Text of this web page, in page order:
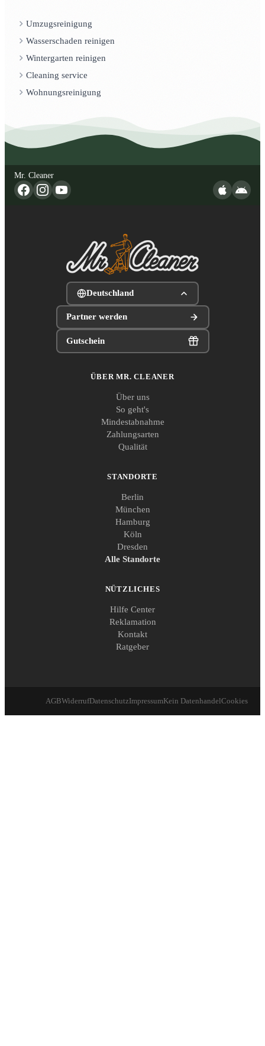
Umzugsreinigung
Wasserschaden reinigen
Wintergarten reinigen
Cleaning service
Wohnungsreinigung
Mr. Cleaner
Deutschland
Partner werden
Gutschein
ÜBER MR. CLEANER
Über uns
So geht's
Mindestabnahme
Zahlungsarten
Qualität
STANDORTE
Berlin
München
Hamburg
Köln
Dresden
Alle Standorte
NÜTZLICHES
Hilfe Center
Reklamation
Kontakt
Ratgeber
AGBWiderrufDatenschutzImpressumKein DatenhandelCookies